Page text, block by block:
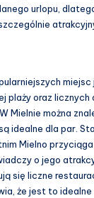
urlopu,
plaży oraz licznych
Mielnie można
idealne dla par.
Mielno
o jego
się liczne
że jest to idealne